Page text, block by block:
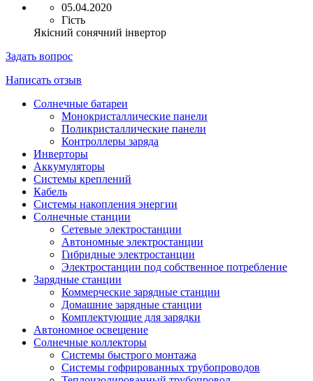
05.04.2020
Гість
Якісний сонячний інвертор
Задать вопрос
Написать отзыв
Солнечные батареи
Монокристаллические панели
Поликристаллические панели
Контроллеры заряда
Инверторы
Аккумуляторы
Системы креплений
Кабель
Системы накопления энергии
Солнечные станции
Сетевые электростанции
Автономные электростанции
Гибридные электростанции
Электростанции под собственное потребление
Зарядные станции
Коммерческие зарядные станции
Домашние зарядные станции
Комплектующие для зарядки
Автономное освещение
Солнечные коллекторы
Системы быстрого монтажа
Системы гофрированных трубопроводов